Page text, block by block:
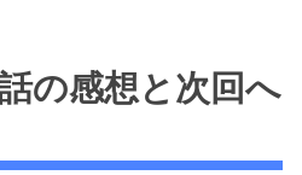
の感想と次回へ